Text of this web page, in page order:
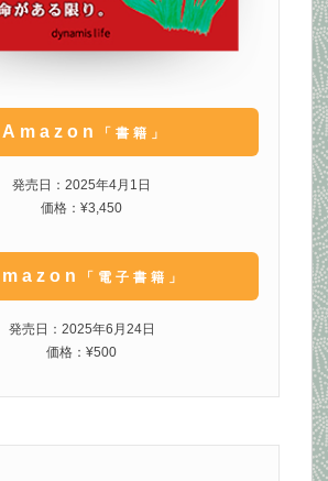
Amazon 「書籍」
発売日：2025年4月1日
価格：¥3,450
「電子書籍」
発売日：2025年6月24日
価格：¥500